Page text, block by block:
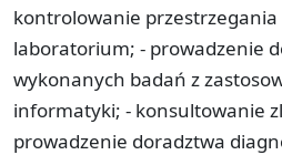
kontrolowanie
laboratorium; - prowadzenie
wykonanych badań z
informatyki; - konsultowanie
prowadzenie doradztwa